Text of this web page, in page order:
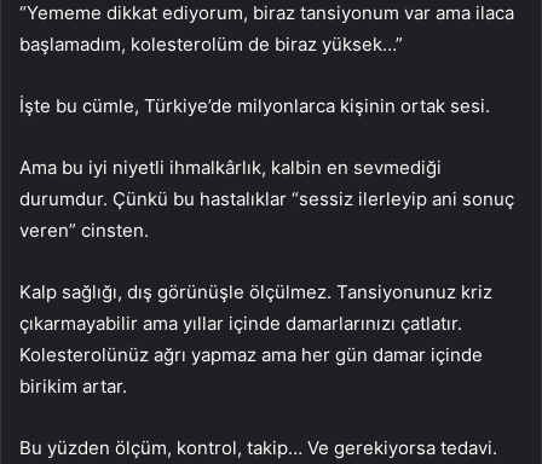
“Yememe dikkat ediyorum, biraz tansiyonum var ama ilaca
başlamadım, kolesterolüm de biraz yüksek…”
İşte bu cümle, Türkiye’de milyonlarca kişinin ortak sesi.
Ama bu iyi niyetli ihmalkârlık, kalbin en sevmediği
durumdur. Çünkü bu hastalıklar “sessiz ilerleyip ani sonuç
veren” cinsten.
Kalp sağlığı, dış görünüşle ölçülmez. Tansiyonunuz kriz
çıkarmayabilir ama yıllar içinde damarlarınızı çatlatır.
Kolesterolünüz ağrı yapmaz ama her gün damar içinde
birikim artar.
Bu yüzden ölçüm, kontrol, takip… Ve gerekiyorsa tedavi.